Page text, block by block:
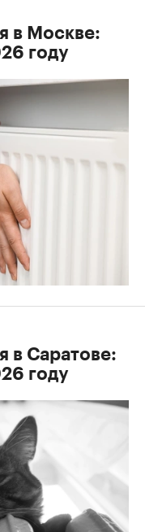
в Москве:
году
в Саратове:
году